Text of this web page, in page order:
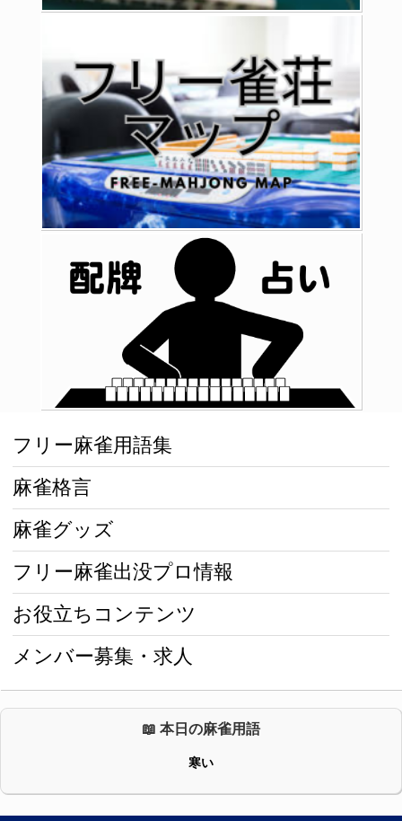
フリー麻雀用語集
麻雀格言
麻雀グッズ
フリー麻雀出没プロ情報
お役立ちコンテンツ
メンバー募集・求人
📖 本日の麻雀用語
寒い